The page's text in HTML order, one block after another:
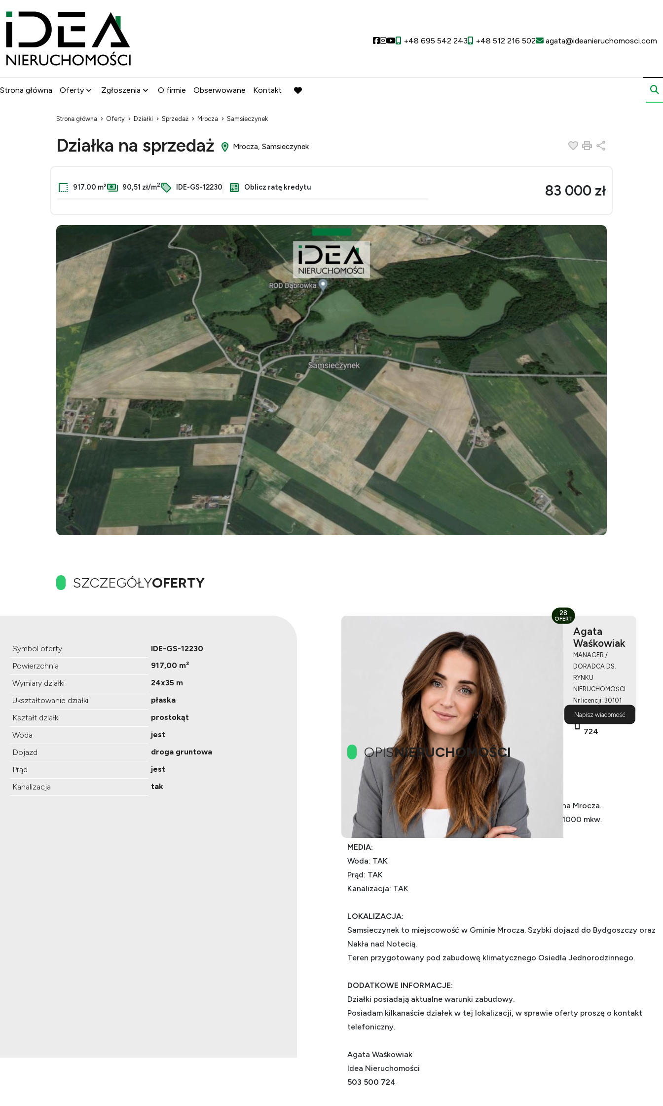
Social link
Social link
Social link
+48 695 542 243 +48 512 216 502 agata@ideanieruchomosci.com
Strona główna Oferty Zgłoszenia O firmie Obserwowane Kontakt
favorite
Strona główna Oferty Działki Sprzedaż Mrocza Samsieczynek
Działka na sprzedaż Mrocza, Samsieczynek Dodaj do ulubionych
Drukuj
917.00 m² 90,51 zł/m2 IDE-GS-12230 Oblicz ratę kredytu 83 000 zł
SZCZEGÓŁYOFERTY
Symbol oferty
IDE-GS-12230
Powierzchnia
917,00 m²
Wymiary działki
24x35 m
Ukształtowanie działki
płaska
Kształt działki
prostokąt
Woda
jest
Dojazd
droga gruntowa
Prąd
jest
Kanalizacja
tak
Agata
Waśkowiak
MANAGER /
DORADCA DS.
RYNKU
NIERUCHOMOŚCI
Nr licencji: 30101
503 500
724
Napisz wiadomość
28
OFERT
OPISNIERUCHOMOŚCI
OPIS OFERTY:
Działki pod zabudowę jednorodzinną w Samsieczynku, gmina Mrocza.
W ofercie kilkanaście działek o powierzchni od około 700-1000 mkw.
MEDIA:
Woda: TAK
Prąd: TAK
Kanalizacja: TAK
LOKALIZACJA:
Samsieczynek to miejscowość w Gminie Mrocza. Szybki dojazd do Bydgoszczy oraz
Nakła nad Notecią.
Teren przygotowany pod zabudowę klimatycznego Osiedla Jednorodzinnego.
DODATKOWE INFORMACJE:
Działki posiadają aktualne warunki zabudowy.
Posiadam kilkanaście działek w tej lokalizacji, w sprawie oferty proszę o kontakt
telefoniczny.
Agata Waśkowiak
Idea Nieruchomości
503 500 724